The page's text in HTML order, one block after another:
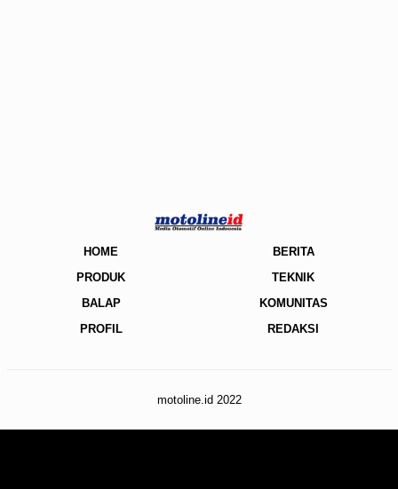
HOME
BERITA
PRODUK
TEKNIK
BALAP
KOMUNITAS
PROFIL
REDAKSI
motoline.id 2022